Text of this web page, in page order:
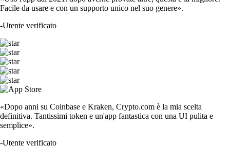
Facile da usare e con un supporto unico nel suo genere».
-Utente verificato
«Dopo anni su Coinbase e Kraken, Crypto.com è la mia scelta
definitiva. Tantissimi token e un'app fantastica con una UI pulita e
semplice».
-Utente verificato